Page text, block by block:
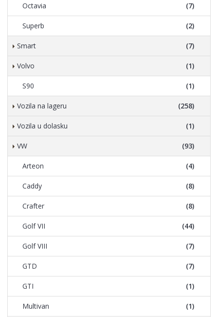
Octavia (7)
Superb (2)
Smart (7)
Volvo (1)
S90 (1)
Vozila na lageru (258)
Vozila u dolasku (1)
VW (93)
Arteon (4)
Caddy (8)
Crafter (8)
Golf VII (44)
Golf VIII (7)
GTD (7)
GTI (1)
Multivan (1)